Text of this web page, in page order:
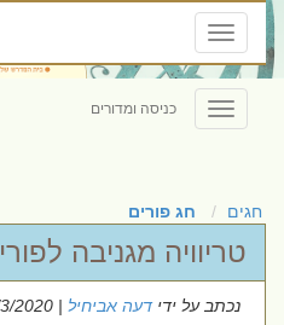
Toggle
navigation
Toggle
navigation
כניסה ומדורים
חגים חג פורים
טריוויה מגניבה לפורים
נכתב על ידידעה אביחיל| 5/3/2020